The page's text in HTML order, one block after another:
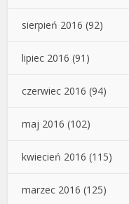
sierpień 2016 (92)
lipiec 2016 (91)
czerwiec 2016 (94)
maj 2016 (102)
kwiecień 2016 (115)
marzec 2016 (125)